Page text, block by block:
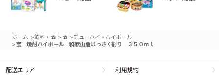
ホーム >飲料・酒 > 酒 >チューハイ・ハイボール
>宝 焼酎ハイボール 和歌山産はっさく割り ３５０ｍｌ
配送エリア 利用規約